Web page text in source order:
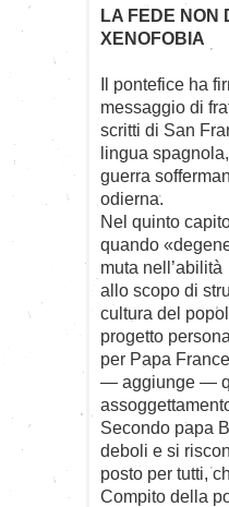
LA FEDE NON
XENOFOBIA
Il pontefice ha
messaggio di
scritti di San
lingua
guerra
odierna.
Nel quinto
quando
muta
allo scopo di
cultura del
progetto
per Papa
— aggiunge —
Secondo papa
deboli e si
posto per tutti,
Compito della